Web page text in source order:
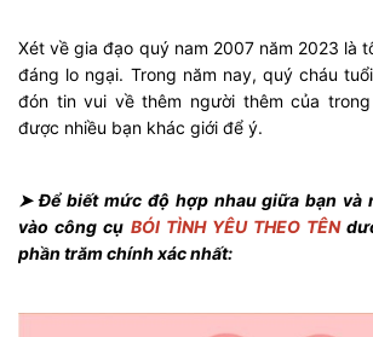
Xét về gia đạo quý nam 2007 năm 2023 là
đáng lo ngại. Trong năm nay, quý cháu
đón tin vui về thêm người thêm của
được nhiều bạn khác giới để ý.
➤ Để biết mức độ hợp nhau giữa bạn và
vào công cụ BÓI TÌNH YÊU THEO TÊN
phần trăm chính xác nhất: